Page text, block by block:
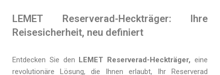
LEMET Reserverad-Heckträger: Ihre
Reisesicherheit, neu definiert
Entdecken Sie den LEMET Reserverad-Heckträger, eine
revolutionäre Lösung, die Ihnen erlaubt, Ihr Reserverad